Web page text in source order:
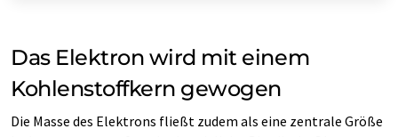
Das Elektron wird mit einem
Kohlenstoffkern gewogen
Die Masse des Elektrons fließt zudem als eine zentrale Größe